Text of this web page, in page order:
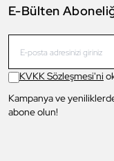
E-Bülten
KVKK Sözleşmesi'ni
Kampanya ve
abone olun!